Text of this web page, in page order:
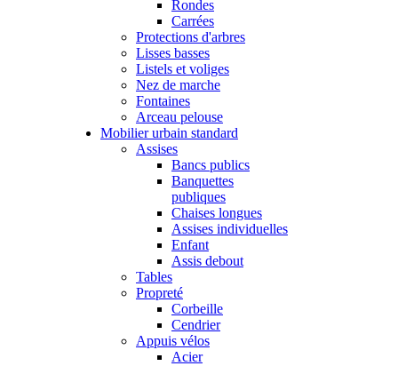
Rondes
Carrées
Protections d'arbres
Lisses basses
Listels et voliges
Nez de marche
Fontaines
Arceau pelouse
Mobilier urbain standard
Assises
Bancs publics
Banquettes
publiques
Chaises longues
Assises individuelles
Enfant
Assis debout
Tables
Propreté
Corbeille
Cendrier
Appuis vélos
Acier